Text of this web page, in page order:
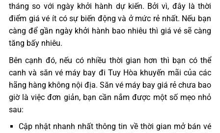
tháng so với ngày khởi hành dự kiến. Bởi vì, đây là thời
điểm giá vé ít có sự biến động và ở mức rẻ nhất. Nếu bạn
càng để gần ngày khởi hành bao nhiêu thì giá vé sẽ càng
tăng bấy nhiêu.
Bên cạnh đó, nếu có nhiều thời gian hơn thì bạn có thể
canh và săn vé máy bay đi Tuy Hòa khuyến mãi của các
hãng hàng không nội địa. Săn vé máy bay giá rẻ chưa bao
giờ là việc đơn giản, bạn cần nắm được một số mẹo nhỏ
sau:
Cập nhật nhanh nhất thông tin về thời gian mở bán vé